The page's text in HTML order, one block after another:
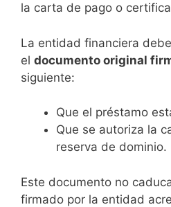
la carta de pago o
La entidad financiera
el documento original
siguiente:
Que el préstamo
Que se autoriza la
reserva de dominio.
Este documento no
firmado por la entidad